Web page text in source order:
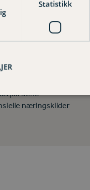
i hus?
innendørs
næringskilder
Statistikk